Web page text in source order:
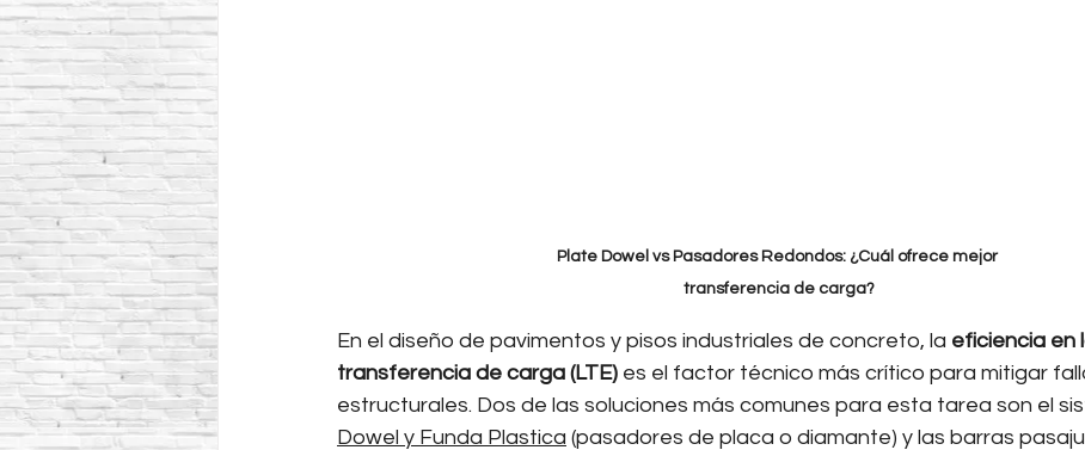
Plate Dowel vs Pasadores Redondos: ¿Cuál ofrece mejor
transferencia de carga?
En el diseño de pavimentos y pisos industriales de concreto, la eficiencia en
transferencia de carga (LTE) es el factor técnico más crítico para mitigar
estructurales. Dos de las soluciones más comunes para esta tarea son el
Dowel y Funda Plastica (pasadores de placa o diamante) y las barras